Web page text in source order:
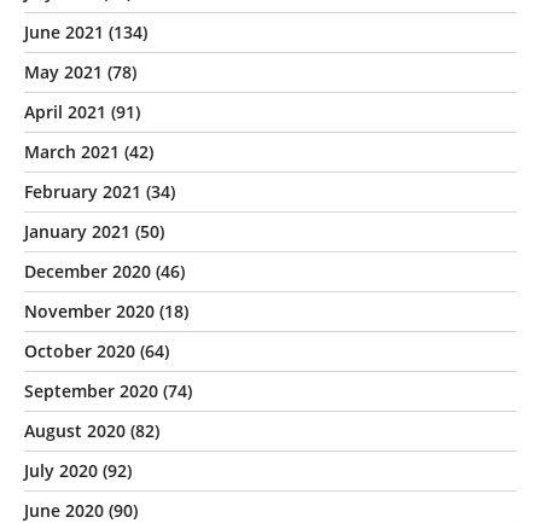
June 2021 (134)
May 2021 (78)
April 2021 (91)
March 2021 (42)
February 2021 (34)
January 2021 (50)
December 2020 (46)
November 2020 (18)
October 2020 (64)
September 2020 (74)
August 2020 (82)
July 2020 (92)
June 2020 (90)